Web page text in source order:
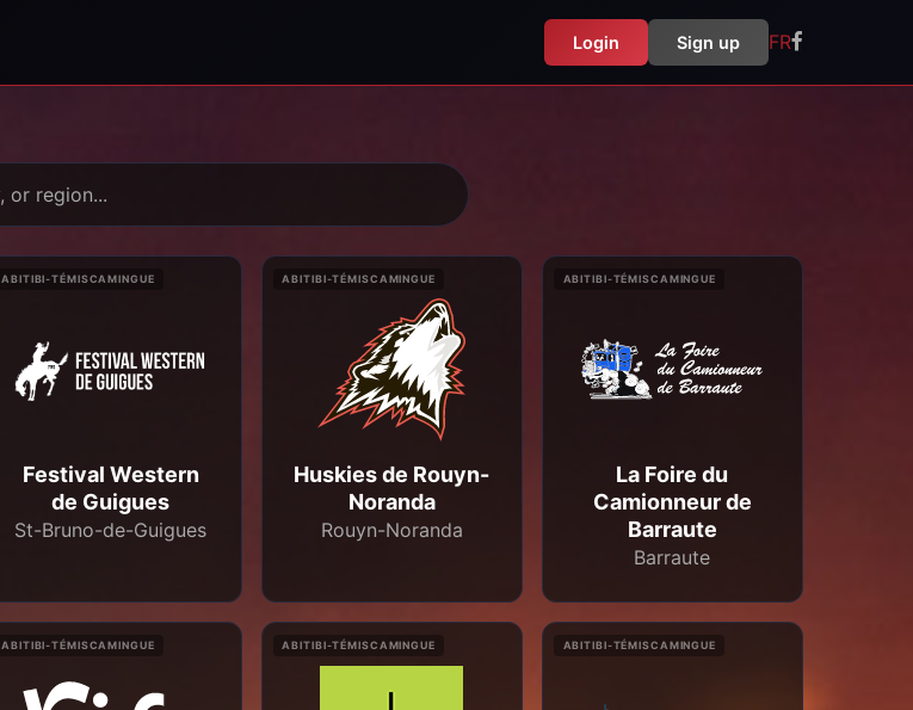
Login Sign up FR
ABITIBI-TÉMISCAMINGUE
Festival Western
de Guigues
St-Bruno-de-Guigues
ABITIBI-TÉMISCAMINGUE
Huskies de Rouyn-
Noranda
Rouyn-Noranda
ABITIBI-TÉMISCAMINGUE
La Foire du
Camionneur de
Barraute
Barraute
ABITIBI-TÉMISCAMINGUE ABITIBI-TÉMISCAMINGUE ABITIBI-TÉMISCAMINGUE